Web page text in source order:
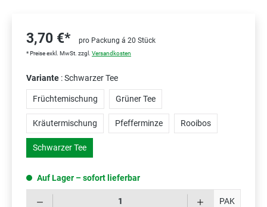
3,70 €* pro Packung á 20 Stück
* Preise exkl. MwSt. zzgl. Versandkosten
Variante : Schwarzer Tee
Früchtemischung Grüner Tee
Kräutermischung Pfefferminze Rooibos
Schwarzer Tee
Auf Lager – sofort lieferbar
PAK